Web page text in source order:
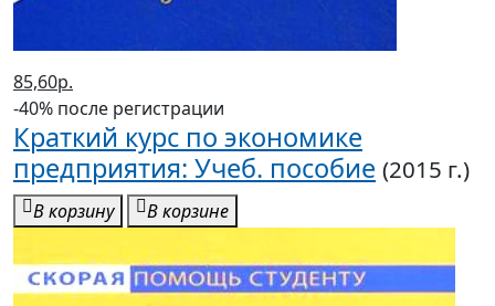
85,60р.
-40% после регистрации
Краткий курс по экономике
предприятия: Учеб. пособие (2015 г.)
В корзину В корзине